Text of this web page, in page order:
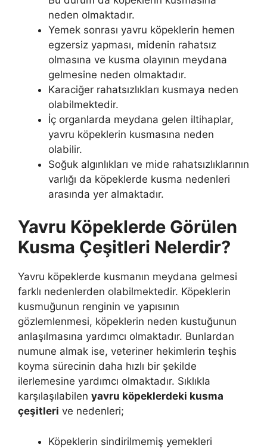
neden olmaktadır.
Yemek sonrası yavru köpeklerin hemen
egzersiz yapması, midenin rahatsız
olmasına ve kusma olayının meydana
gelmesine neden olmaktadır.
Karaciğer rahatsızlıkları kusmaya neden
olabilmektedir.
İç organlarda meydana gelen iltihaplar,
yavru köpeklerin kusmasına neden
olabilir.
Soğuk algınlıkları ve mide rahatsızlıklarının
varlığı da köpeklerde kusma nedenleri
arasında yer almaktadır.
Yavru Köpeklerde Görülen
Kusma Çeşitleri Nelerdir?
Yavru köpeklerde kusmanın meydana gelmesi
farklı nedenlerden olabilmektedir. Köpeklerin
kusmuğunun renginin ve yapısının
gözlemlenmesi, köpeklerin neden kustuğunun
anlaşılmasına yardımcı olmaktadır. Bunlardan
numune almak ise, veteriner hekimlerin teşhis
koyma sürecinin daha hızlı bir şekilde
ilerlemesine yardımcı olmaktadır. Sıklıkla
karşılaşılabilen yavru köpeklerdeki kusma
çeşitleri ve nedenleri;
Köpeklerin sindirilmemiş yemekleri